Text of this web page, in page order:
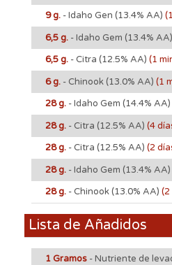
9 g. - Idaho Gen (13.4% AA)
6,5 g. - Idaho Gem (13.4% AA)
6,5 g. - Citra (12.5% AA) (1
6 g. - Chinook (13.0% AA) (1
28 g. - Idaho Gem (14.4% AA)
28 g. - Citra (12.5% AA) (4
28 g. - Citra (12.5% AA) (2
28 g. - Idaho Gem (13.4% AA)
28 g. - Chinook(13.0% AA) (2
Lista de Añadidos
1 Gramos - Nutriente de